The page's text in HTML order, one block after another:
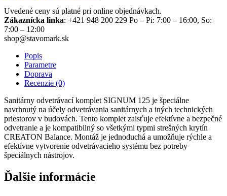
Uvedené ceny sú platné pri online objednávkach.
Zákaznícka linka: +421 948 200 229 Po – Pi: 7:00 – 16:00, So:
7:00 – 12:00
shop@stavomark.sk
Popis
Parametre
Doprava
Recenzie (0)
Sanitárny odvetrávací komplet SIGNUM 125 je špeciálne
navrhnutý na účely odvetrávania sanitárnych a iných technických
priestorov v budovách. Tento komplet zaisťuje efektívne a bezpečné
odvetranie a je kompatibilný so všetkými typmi strešných krytín
CREATON Balance. Montáž je jednoduchá a umožňuje rýchle a
efektívne vytvorenie odvetrávacieho systému bez potreby
špeciálnych nástrojov.
Ďalšie informácie